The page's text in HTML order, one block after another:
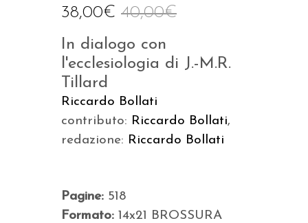
40,00€
38,00€
In dialogo con
l'ecclesiologia di J.-M.R.
Tillard
Riccardo Bollati
contributo: Riccardo Bollati,
redazione: Riccardo Bollati
Pagine: 518
Formato: 14x21 BROSSURA